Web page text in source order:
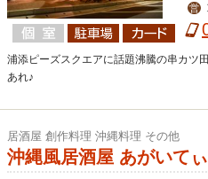
営
浦添ピーズスクエアに話題沸騰の串カツ
あれ♪
居酒屋 創作料理 沖縄料理 その他
沖縄風居酒屋 あがいて